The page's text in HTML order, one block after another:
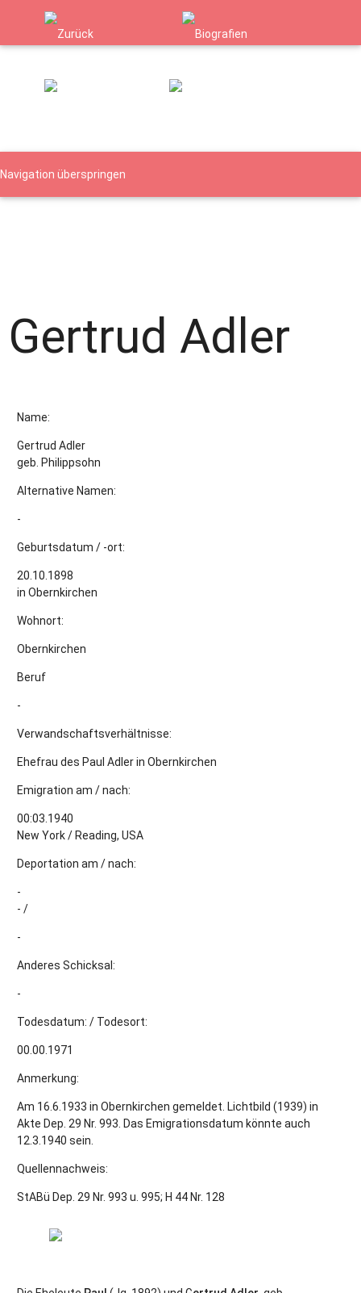
Navigation überspringen
Gertrud Adler
Name:
Gertrud Adler
geb. Philippsohn
Alternative Namen:
-
Geburtsdatum / -ort:
20.10.1898
in Obernkirchen
Wohnort:
Obernkirchen
Beruf
-
Verwandschaftsverhältnisse:
Ehefrau des Paul Adler in Obernkirchen
Emigration am / nach:
00:03.1940
New York / Reading, USA
Deportation am / nach:
-
- /
-
Anderes Schicksal:
-
Todesdatum: / Todesort:
00.00.1971
Anmerkung:
Am 16.6.1933 in Obernkirchen gemeldet. Lichtbild (1939) in
Akte Dep. 29 Nr. 993. Das Emigrationsdatum könnte auch
12.3.1940 sein.
Quellennachweis:
StABü Dep. 29 Nr. 993 u. 995; H 44 Nr. 128